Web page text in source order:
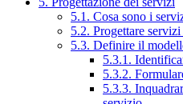
5.1. Cosa sono i
5.2. Progettare
5.3. Definire il
5.3.1.
5.3.2.
5.3.3.